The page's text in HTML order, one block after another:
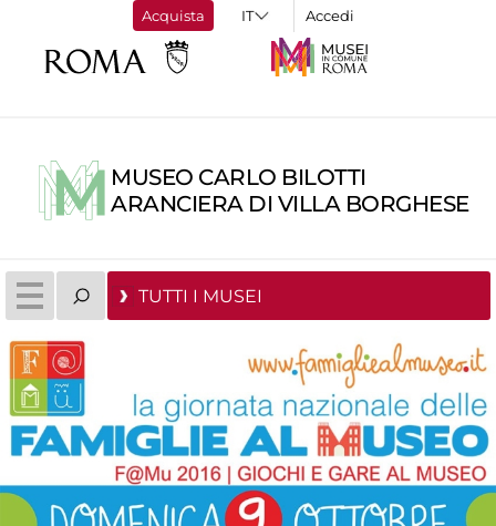
Acquista Accedi
MUSEO CARLO BILOTTI
ARANCIERA DI VILLA BORGHESE
TUTTI I MUSEI